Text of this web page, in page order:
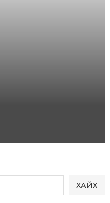
ХАЙХ